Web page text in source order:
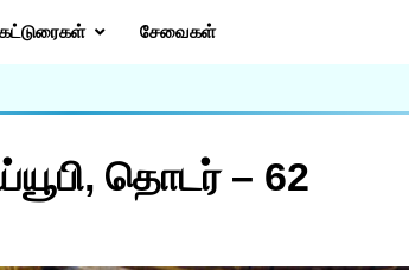
கட்டுரைகள் சேவைகள்
தொடர் – 62